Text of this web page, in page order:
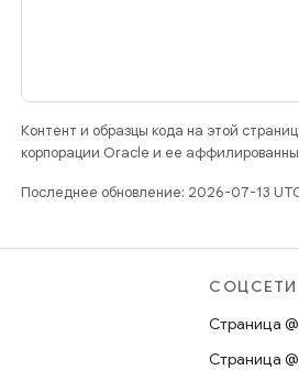
Контент и образцы кода на этой
корпорации Oracle и ее
Последнее обновление: 2026-07-13
СОЦСЕТИ
Страница
Страница